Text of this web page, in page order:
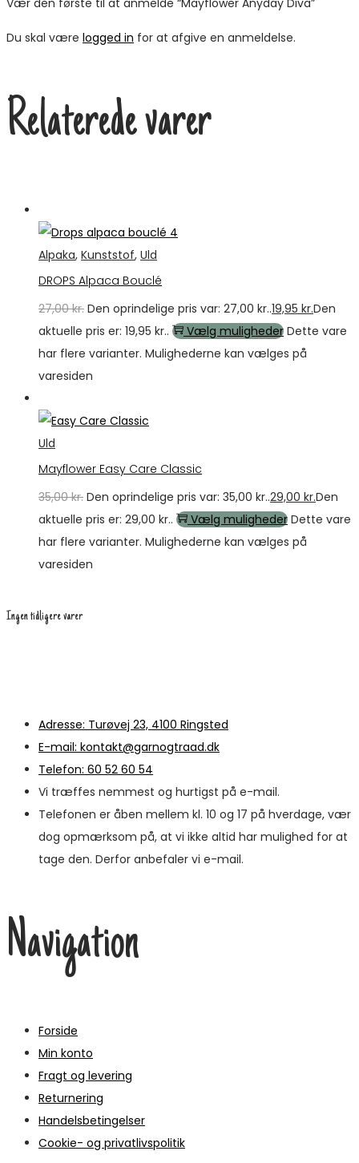
Vær den første til at anmelde “Mayflower Anyday Diva”
Du skal være logged in for at afgive en anmeldelse.
Relaterede varer
Alpaka, Kunststof, Uld
DROPS Alpaca Bouclé
27,00kr. Den oprindelige pris var: 27,00 kr..19,95 kr.Den
aktuelle pris er: 19,95 kr..
Vælg muligheder Dette vare
har flere varianter. Mulighederne kan vælges på
varesiden
Uld
Mayflower Easy Care Classic
35,00kr. Den oprindelige pris var: 35,00 kr..29,00 kr.Den
aktuelle pris er: 29,00 kr..
Vælg muligheder Dette vare
har flere varianter. Mulighederne kan vælges på
varesiden
Ingen tidligere varer
Adresse: Turøvej 23, 4100 Ringsted
E-mail: kontakt@garnogtraad.dk
Telefon: 60 52 60 54
Vi træffes nemmest og hurtigst på e-mail.
Telefonen er åben mellem kl. 10 og 17 på hverdage, vær
dog opmærksom på, at vi ikke altid har mulighed for at
tage den. Derfor anbefaler vi e-mail.
Navigation
Forside
Min konto
Fragt og levering
Returnering
Handelsbetingelser
Cookie- og privatlivspolitik